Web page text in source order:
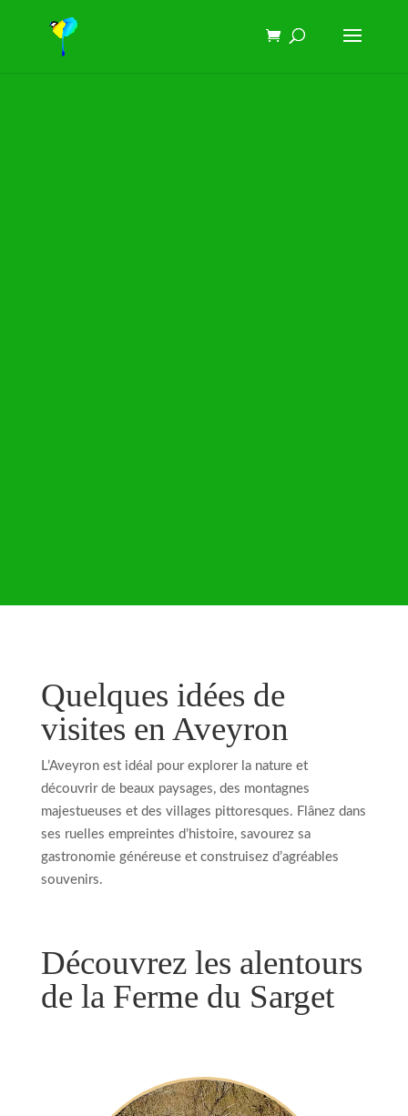
Quelques idées de
visites en Aveyron
L’Aveyron est idéal pour explorer la nature et
découvrir de beaux paysages, des montagnes
majestueuses et des villages pittoresques. Flânez dans
ses ruelles empreintes d’histoire, savourez sa
gastronomie généreuse et construisez d’agréables
souvenirs.
Découvrez les alentours
de la Ferme du Sarget